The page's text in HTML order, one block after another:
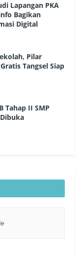
Lapangan PKA
Bagikan
Digital
Pilar
Tangsel Siap
Tahap II SMP